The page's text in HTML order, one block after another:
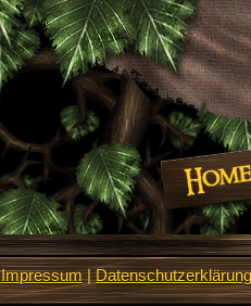
Impressum|